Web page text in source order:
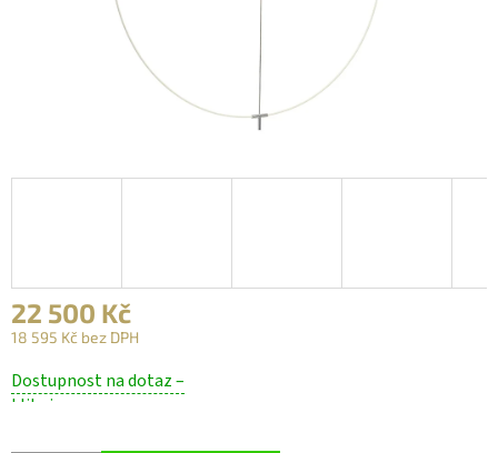
22 500 Kč
18 595 Kč bez DPH
cena:
Dostupnost na dotaz –
klikni